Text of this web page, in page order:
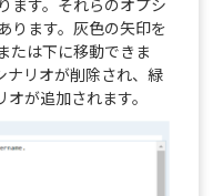
ます。それらのオプシ
ります。灰色の矢印を
たは下に移動できま
ナリオが削除され、緑
が追加されます。